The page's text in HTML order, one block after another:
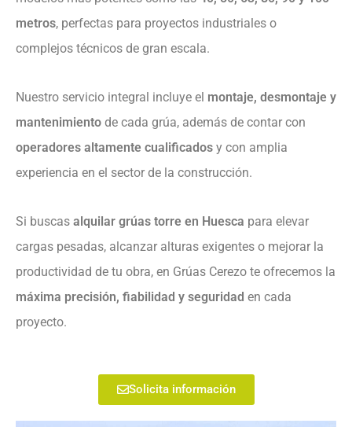
metros, perfectas para proyectos industriales o
complejos técnicos de gran escala.
Nuestro servicio integral incluye el montaje, desmontaje y
mantenimiento de cada grúa, además de contar con
operadores altamente cualificados y con amplia
experiencia en el sector de la construcción.
Si buscas alquilar grúas torre en Huesca para elevar
cargas pesadas, alcanzar alturas exigentes o mejorar la
productividad de tu obra, en Grúas Cerezo te ofrecemos la
máxima precisión, fiabilidad y seguridad en cada
proyecto.
Solicita información